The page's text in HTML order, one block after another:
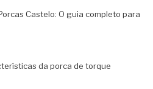
Castelo: O guia completo para
da porca de torque